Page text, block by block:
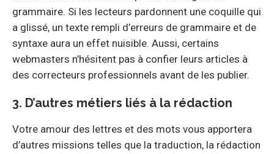
grammaire. Si les lecteurs pardonnent une coquille qui
a glissé, un texte rempli d’erreurs de grammaire et de
syntaxe aura un effet nuisible. Aussi, certains
webmasters n’hésitent pas à confier leurs articles à
des correcteurs professionnels avant de les publier.
3. D’autres métiers liés à la rédaction
Votre amour des lettres et des mots vous apportera
d’autres missions telles que la traduction, la rédaction